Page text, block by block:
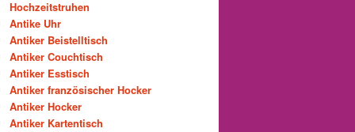
Hochzeitstruhen
Antike Uhr
Antiker Beistelltisch
Antiker Couchtisch
Antiker Esstisch
Antiker französischer Hocker
Antiker Hocker
Antiker Kartentisch